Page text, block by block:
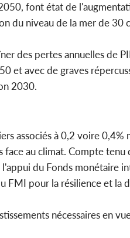
font état de
du niveau de la mer de
des pertes annuelles de
et avec de graves
2030.
associés à 0,2 voire
au climat. Compte
du Fonds
FMI pour la résilience et
nécessaires en